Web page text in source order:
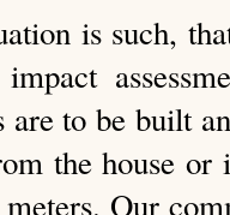
is such,
impact
are to be built
the house or
Our